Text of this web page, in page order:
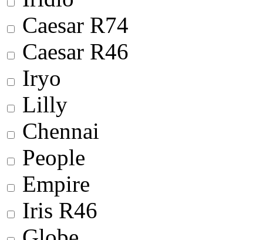
Сaesar R74
Сaesar R46
Iryo
Lilly
Chennai
People
Empire
Iris R46